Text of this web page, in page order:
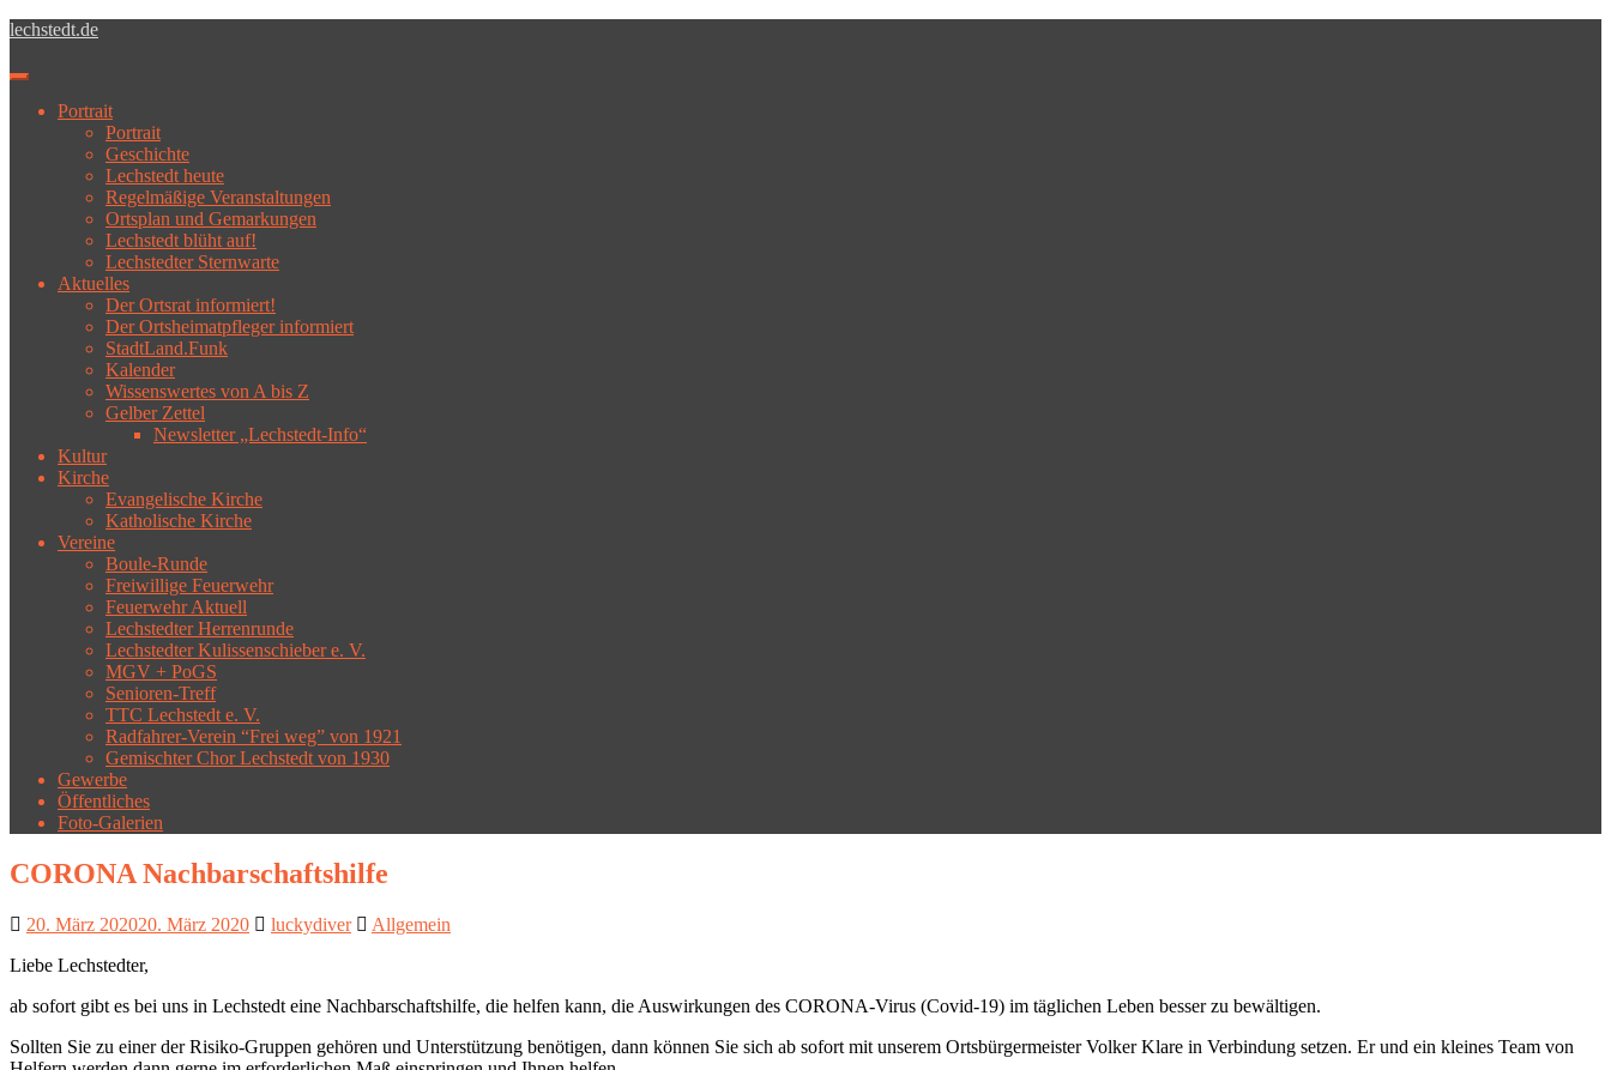
Skip to main content
lechstedt.de
Toggle navigation
Portrait
Portrait
Geschichte
Lechstedt heute
Regelmäßige Veranstaltungen
Ortsplan und Gemarkungen
Lechstedt blüht auf!
Lechstedter Sternwarte
Aktuelles
Der Ortsrat informiert!
Der Ortsheimatpfleger informiert
StadtLand.Funk
Kalender
Wissenswertes von A bis Z
Gelber Zettel
Newsletter „Lechstedt-Info“
Kultur
Kirche
Evangelische Kirche
Katholische Kirche
Vereine
Boule-Runde
Freiwillige Feuerwehr
Feuerwehr Aktuell
Lechstedter Herrenrunde
Lechstedter Kulissenschieber e. V.
MGV + PoGS
Senioren-Treff
TTC Lechstedt e. V.
Radfahrer-Verein “Frei weg” von 1921
Gemischter Chor Lechstedt von 1930
Gewerbe
Öffentliches
Foto-Galerien
CORONA Nachbarschaftshilfe
20. März 202020. März 2020 luckydiver
Allgemein
Liebe Lechstedter,
ab sofort gibt es bei uns in Lechstedt eine Nachbarschaftshilfe, die helfen kann, die Auswirkungen des CORONA-Virus (Covid-19) im täglichen Leben besser zu bewältigen.
Sollten Sie zu einer der Risiko-Gruppen gehören und Unterstützung benötigen, dann können Sie sich ab sofort mit unserem Ortsbürgermeister Volker Klare in Verbindung setzen. Er und ein kleines Team von